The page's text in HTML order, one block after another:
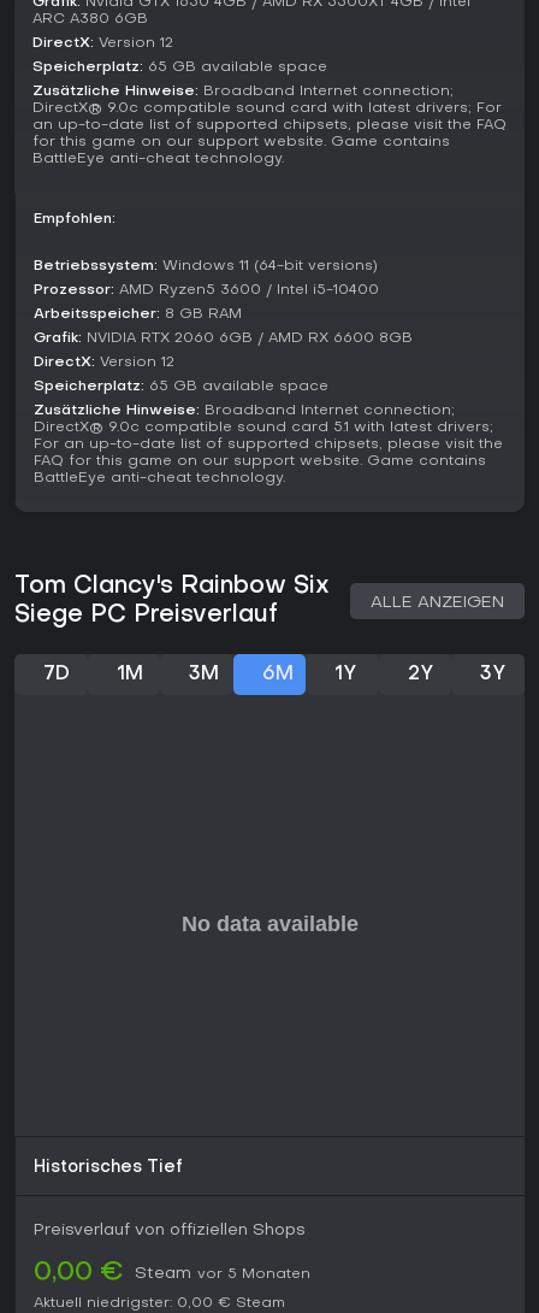
Operators bilden das Rückgrat von Siege X, jede mit
einzigartigen Loadouts und Gadgets für Team-Synergien.
Neuerscheinungen wie Rauora erweitern Optionen, ohne
das Roster zu überladen. Das Year 10-Update verbessert die
Optik mit besserer Beleuchtung und 4K-Texturen auf fünf
Blood sorgen mit Balance-Anpassungen und Content-Drops
Lohnt es sich?
Rainbow Six Siege X fasziniert Spieler, die in Multiplayer-
Shootern taktische Tiefe und Teamwork schätzen. Mit über
Punkten und lobte den langanhaltenden Spaß sowie
bessere Einstiegsmöglichkeiten durch Onboarding-Tools -
Kritik gab's an Monetarisierung für Premium-Features und
dem chaotischeren Dual Front im Vergleich zu fokussierten
Modi wie Bomb. Free-Modi bieten einen starken Einstieg,
ARC A380 6GB
DirectX: Version 12
Speicherplatz: 65 GB available space
Zusätzliche Hinweise: Broadband Internet connection;
DirectX® 9.0c compatible sound card with latest drivers; For
an up-to-date list of supported chipsets, please visit the FAQ
for this game on our support website. Game contains
BattleEye anti-cheat technology.
Empfohlen:
Betriebssystem: Windows 11 (64-bit versions)
Prozessor: AMD Ryzen5 3600 / Intel i5-10400
Arbeitsspeicher: 8 GB RAM
Grafik: NVIDIA RTX 2060 6GB / AMD RX 6600 8GB
DirectX: Version 12
Speicherplatz: 65 GB available space
Zusätzliche Hinweise: Broadband Internet connection;
DirectX® 9.0c compatible sound card 5.1 with latest drivers;
For an up-to-date list of supported chipsets, please visit the
FAQ for this game on our support website. Game contains
BattleEye anti-cheat technology.
Tom Clancy's Rainbow Six
Siege PC Preisverlauf
ALLE ANZEIGEN
7D 1M 3M 6M 1Y 2Y 3Y
Historisches Tief
Preisverlauf von offiziellen Shops
0,00 € Steam vor 5 Monaten
Aktuell niedrigster: 0,00 € Steam